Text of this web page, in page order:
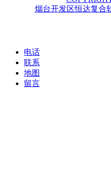
烟台开发区恒达复合
电话
联系
地图
留言